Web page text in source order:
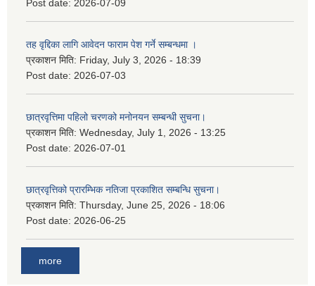
Post date: 2026-07-09
तह वृद्दिका लागि आवेदन फाराम पेश गर्ने सम्बन्धमा ।
प्रकाशन मिति: Friday, July 3, 2026 - 18:39
Post date: 2026-07-03
छात्रवृत्तिमा पहिलो चरणको मनोनयन सम्बन्धी सुचना।
प्रकाशन मिति: Wednesday, July 1, 2026 - 13:25
Post date: 2026-07-01
छात्रवृत्तिको प्रारम्भिक नतिजा प्रकाशित सम्बन्धि सुचना।
प्रकाशन मिति: Thursday, June 25, 2026 - 18:06
Post date: 2026-06-25
more